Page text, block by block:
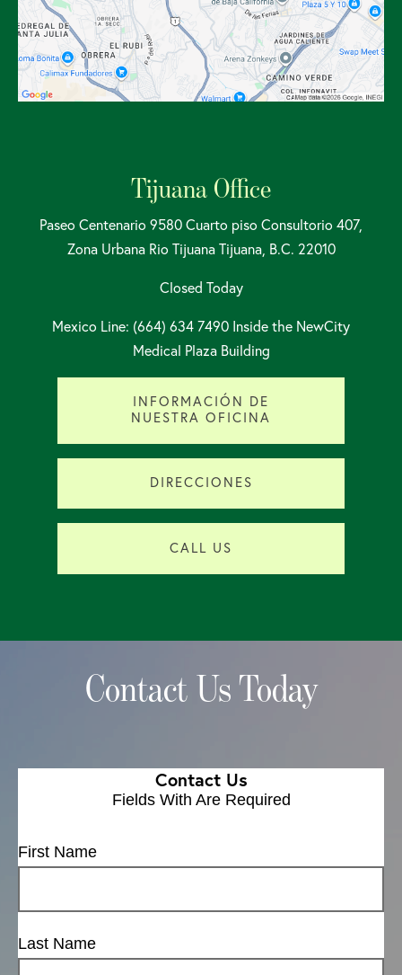
Tijuana Office
Paseo Centenario 9580 Cuarto piso Consultorio 407,
Zona Urbana Rio Tijuana Tijuana, B.C. 22010
Closed Today
Mexico Line: (664) 634 7490 Inside the NewCity
Medical Plaza Building
INFORMACIÓN DE
NUESTRA OFICINA
DIRECCIONES
CALL US
Contact Us Today
Contact Us
Fields With Are Required
First Name
Last Name